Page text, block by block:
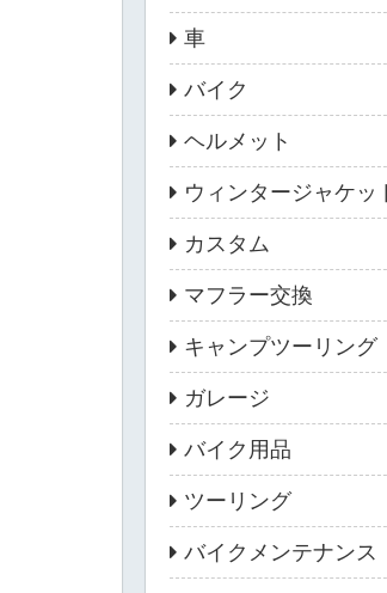
車
バイク
ヘルメット
ウィンタージャケッ
カスタム
マフラー交換
キャンプツーリング
ガレージ
バイク用品
ツーリング
バイクメンテナンス